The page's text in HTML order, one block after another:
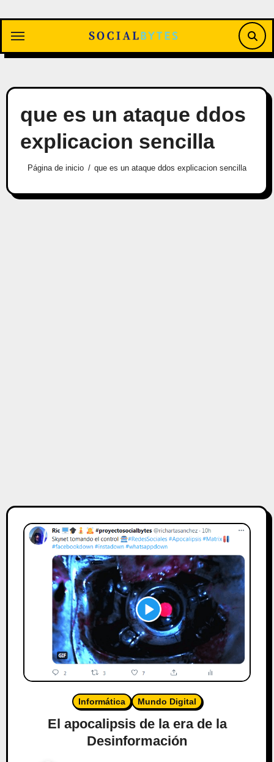
contenido
que es un ataque ddos
explicacion sencilla
Página de inicio que es un ataque ddos explicacion sencilla
Informática Mundo Digital
El apocalipsis de la era de la
Desinformación